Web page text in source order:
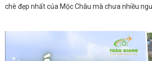
chè đẹp nhất của Mộc Châu mà chưa nhiều